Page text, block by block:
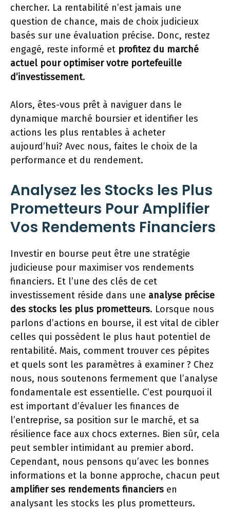
chercher. La rentabilité n’est jamais une
question de chance, mais de choix judicieux
basés sur une évaluation précise. Donc, restez
engagé, reste informé et profitez du marché
actuel pour optimiser votre portefeuille
d’investissement.
Alors, êtes-vous prêt à naviguer dans le
dynamique marché boursier et identifier les
actions les plus rentables à acheter
aujourd’hui? Avec nous, faites le choix de la
performance et du rendement.
Analysez les Stocks les Plus
Prometteurs Pour Amplifier
Vos Rendements Financiers
Investir en bourse peut être une stratégie
judicieuse pour maximiser vos rendements
financiers. Et l’une des clés de cet
investissement réside dans une analyse précise
des stocks les plus prometteurs. Lorsque nous
parlons d’actions en bourse, il est vital de cibler
celles qui possèdent le plus haut potentiel de
rentabilité. Mais, comment trouver ces pépites
et quels sont les paramètres à examiner ? Chez
nous, nous soutenons fermement que l’analyse
fondamentale est essentielle. C’est pourquoi il
est important d’évaluer les finances de
l’entreprise, sa position sur le marché, et sa
résilience face aux chocs externes. Bien sûr, cela
peut sembler intimidant au premier abord.
Cependant, nous pensons qu’avec les bonnes
informations et la bonne approche, chacun peut
amplifier ses rendements financiers en
analysant les stocks les plus prometteurs.